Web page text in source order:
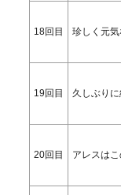
18回目 珍しく元
19回目 久しぶり
20回目 アレスは